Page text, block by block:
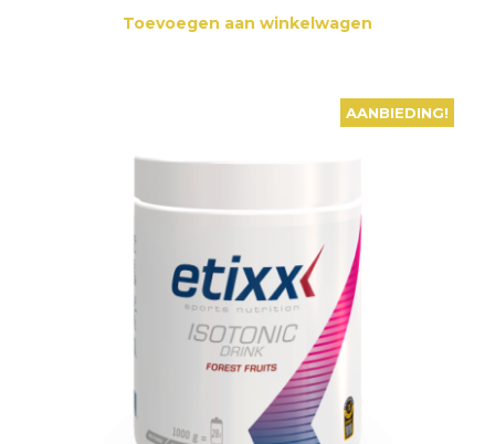
was:
is:
Toevoegen aan winkelwagen
AANBIEDING!